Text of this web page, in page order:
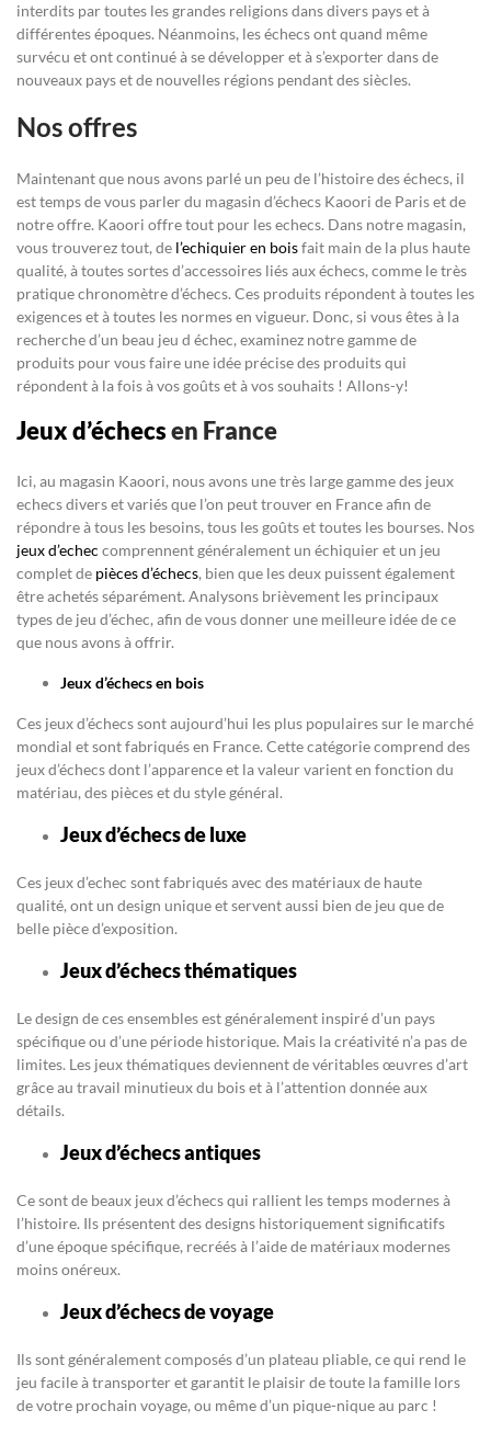
interdits par toutes les grandes religions dans divers pays et à
différentes époques. Néanmoins, les échecs ont quand même
survécu et ont continué à se développer et à s’exporter dans de
nouveaux pays et de nouvelles régions pendant des siècles.
Nos offres
Maintenant que nous avons parlé un peu de l’histoire des échecs, il
est temps de vous parler du magasin d’échecs Kaoori de Paris et de
notre offre. Kaoori offre tout pour les echecs. Dans notre magasin,
vous trouverez tout, de l’echiquier en boisfait main de la plus haute
qualité, à toutes sortes d’accessoires liés aux échecs, comme le très
pratique chronomètre d’échecs. Ces produits répondent à toutes les
exigences et à toutes les normes en vigueur. Donc, si vous êtes à la
recherche d’un beau jeu d échec, examinez notre gamme de
produits pour vous faire une idée précise des produits qui
répondent à la fois à vos goûts et à vos souhaits ! Allons-y!
Jeux d’échecsen France
Ici, au magasin Kaoori, nous avons une très large gamme des jeux
echecs divers et variés que l’on peut trouver en France afin de
répondre à tous les besoins, tous les goûts et toutes les bourses. Nos
jeux d’echec comprennent généralement un échiquier et un jeu
complet de pièces d’échecs, bien que les deux puissent également
être achetés séparément. Analysons brièvement les principaux
types de jeu d’échec, afin de vous donner une meilleure idée de ce
que nous avons à offrir.
Jeux d’échecs en bois
Ces jeux d’échecs sont aujourd’hui les plus populaires sur le marché
mondial et sont fabriqués en France. Cette catégorie comprend des
jeux d’échecs dont l’apparence et la valeur varient en fonction du
matériau, des pièces et du style général.
Jeux d’échecs de luxe
Ces jeux d’echec sont fabriqués avec des matériaux de haute
qualité, ont un design unique et servent aussi bien de jeu que de
belle pièce d’exposition.
Jeux d’échecs thématiques
Le design de ces ensembles est généralement inspiré d’un pays
spécifique ou d’une période historique. Mais la créativité n’a pas de
limites. Les jeux thématiques deviennent de véritables œuvres d’art
grâce au travail minutieux du bois et à l’attention donnée aux
détails.
Jeux d’échecs antiques
Ce sont de beaux jeux d’échecs qui rallient les temps modernes à
l’histoire. Ils présentent des designs historiquement significatifs
d’une époque spécifique, recréés à l’aide de matériaux modernes
moins onéreux.
Jeux d’échecs de voyage
Ils sont généralement composés d’un plateau pliable, ce qui rend le
jeu facile à transporter et garantit le plaisir de toute la famille lors
de votre prochain voyage, ou même d’un pique-nique au parc !